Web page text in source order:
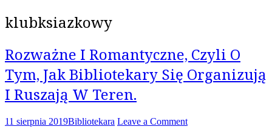
klubksiazkowy
Rozważne I Romantyczne, Czyli O
Tym, Jak Bibliotekary Się Organizują
I Ruszają W Teren.
11 sierpnia 2019Bibliotekara Leave a Comment